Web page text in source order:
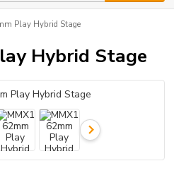
Play Hybrid Stage
Hybrid Stage